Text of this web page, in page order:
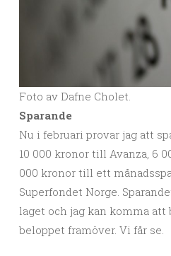
Foto av Dafne Cholet.
Sparande
Nu i februari provar jag att
10 000 kronor till Avanza, 6
000 kronor till ett
Superfondet Norge.
laget och jag kan komma att
beloppet framöver. Vi får se.